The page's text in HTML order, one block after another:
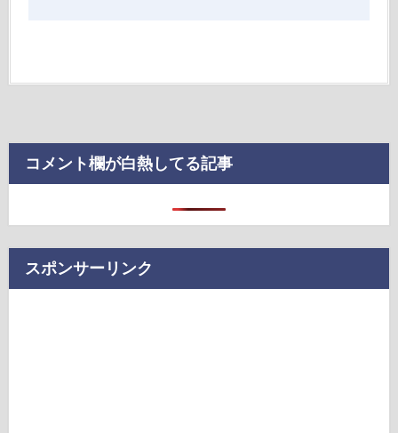
コメント欄が白熱してる記事
スポンサーリンク